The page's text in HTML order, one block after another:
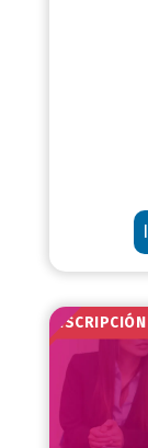
INSCRIPCIÓN